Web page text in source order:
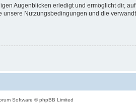
Augenblicken erledigt und ermöglicht dir,
Nutzungsbedingungen und die
Software © phpBB Limited